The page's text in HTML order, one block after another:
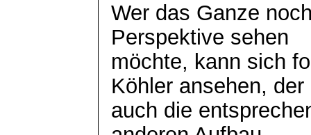
Wer das Ganze
Perspektive sehen
möchte, kann sich
Köhler ansehen, der
auch die